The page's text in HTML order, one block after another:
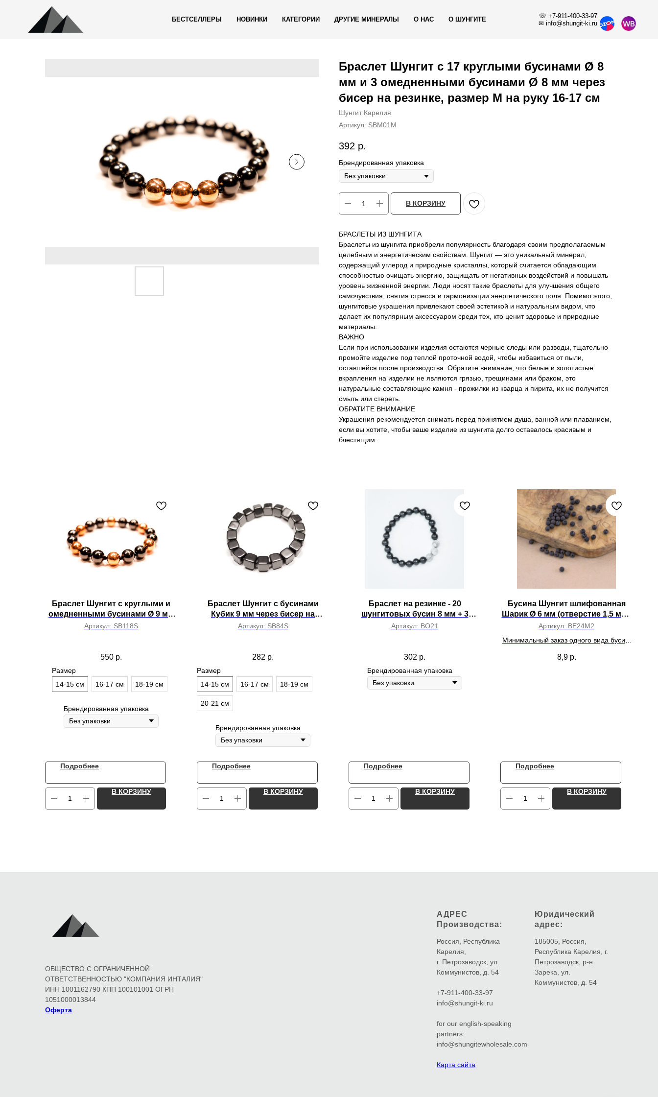
БЕСТСЕЛЛЕРЫ НОВИНКИ КАТЕГОРИИ ДРУГИЕ МИНЕРАЛЫ О НАС О ШУНГИТЕ
☏ +7-911-400-33-97
✉ info@shungit-ki.ru
Браслет Шунгит с 17 круглыми бусинами Ø 8
мм и 3 омедненными бусинами Ø 8 мм через
бисер на резинке, размер M на руку 16-17 см
Шунгит Карелия
Артикул: SBM01M
392 р.
Брендированная упаковка
В КОРЗИНУ
БРАСЛЕТЫ ИЗ ШУНГИТА
Браслеты из шунгита приобрели популярность благодаря своим предполагаемым
целебным и энергетическим свойствам. Шунгит — это уникальный минерал,
содержащий углерод и природные кристаллы, который считается обладающим
способностью очищать энергию, защищать от негативных воздействий и повышать
уровень жизненной энергии. Люди носят такие браслеты для улучшения общего
самочувствия, снятия стресса и гармонизации энергетического поля. Помимо этого,
шунгитовые украшения привлекают своей эстетикой и натуральным видом, что
делает их популярным аксессуаром среди тех, кто ценит здоровье и природные
материалы.
ВАЖНО
Если при использовании изделия остаются черные следы или разводы, тщательно
промойте изделие под теплой проточной водой, чтобы избавиться от пыли,
оставшейся после производства. Обратите внимание, что белые и золотистые
вкрапления на изделии не являются грязью, трещинами или браком, это
натуральные составляющие камня - прожилки из кварца и пирита, их не получится
смыть или стереть.
ОБРАТИТЕ ВНИМАНИЕ
Украшения рекомендуется снимать перед принятием душа, ванной или плаванием,
если вы хотите, чтобы ваше изделие из шунгита долго оставалось красивым и
блестящим.
Браслет Шунгит с круглыми и
омедненными бусинами Ø 9 мм
(2 шт через 1 шт) через бисер на
Артикул: SB118S
550 р.
Размер
14-15 см
16-17 см 18-19 см
Брендированная упаковка
Подробнее
В КОРЗИНУ
Браслет Шунгит с бусинами
Кубик 9 мм через бисер на
резинке
Артикул: SB84S
282 р.
Размер
14-15 см
16-17 см 18-19 см
20-21 см
Брендированная упаковка
Подробнее
В КОРЗИНУ
Браслет на резинке - 20
шунгитовых бусин 8 мм + 3
бусины белый агат 8 мм на руку
Артикул: BO21
302 р.
Брендированная упаковка
Подробнее
В КОРЗИНУ
Бусина Шунгит шлифованная
Шарик Ø 6 мм (отверстие 1,5 мм),
шт
Артикул: BE24M2
Минимальный заказ одного вида бусин:
8,9 р.
Подробнее
В КОРЗИНУ
ОБЩЕСТВО С ОГРАНИЧЕННОЙ
ОТВЕТСТВЕННОСТЬЮ "КОМПАНИЯ ИНТАЛИЯ"
ИНН 1001162790 КПП 100101001 ОГРН
1051000013844
Оферта
АДРЕС
Производства:
Россия, Республика
Карелия,
г. Петрозаводск, ул.
Коммунистов, д. 54
+7-911-400-33-97
info@shungit-ki.ru
for our english-speaking
partners:
info@shungitewholesale.com
Карта сайта
Юридический
адрес:
185005, Россия,
Республика Карелия, г.
Петрозаводск, р-н
Зарека, ул.
Коммунистов, д. 54